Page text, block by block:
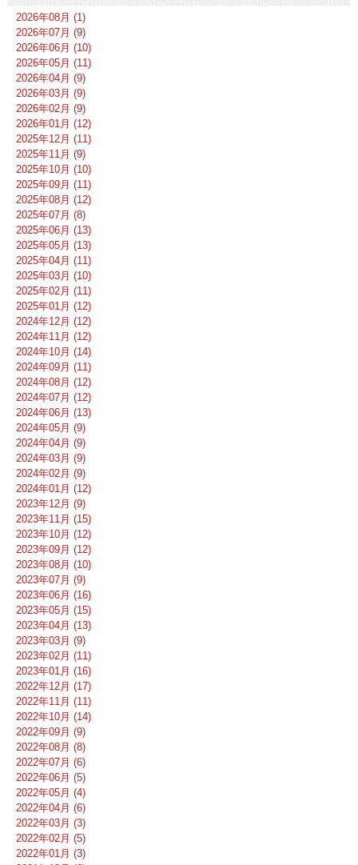
2026年08月 (1)
2026年07月 (9)
2026年06月 (10)
2026年05月 (11)
2026年04月 (9)
2026年03月 (9)
2026年02月 (9)
2026年01月 (12)
2025年12月 (11)
2025年11月 (9)
2025年10月 (10)
2025年09月 (11)
2025年08月 (12)
2025年07月 (8)
2025年06月 (13)
2025年05月 (13)
2025年04月 (11)
2025年03月 (10)
2025年02月 (11)
2025年01月 (12)
2024年12月 (12)
2024年11月 (12)
2024年10月 (14)
2024年09月 (11)
2024年08月 (12)
2024年07月 (12)
2024年06月 (13)
2024年05月 (9)
2024年04月 (9)
2024年03月 (9)
2024年02月 (9)
2024年01月 (12)
2023年12月 (9)
2023年11月 (15)
2023年10月 (12)
2023年09月 (12)
2023年08月 (10)
2023年07月 (9)
2023年06月 (16)
2023年05月 (15)
2023年04月 (13)
2023年03月 (9)
2023年02月 (11)
2023年01月 (16)
2022年12月 (17)
2022年11月 (11)
2022年10月 (14)
2022年09月 (9)
2022年08月 (8)
2022年07月 (6)
2022年06月 (5)
2022年05月 (4)
2022年04月 (6)
2022年03月 (3)
2022年02月 (5)
2022年01月 (3)